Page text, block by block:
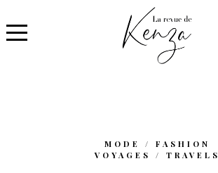
MODE / FASHION
VOYAGES / TRAVELS